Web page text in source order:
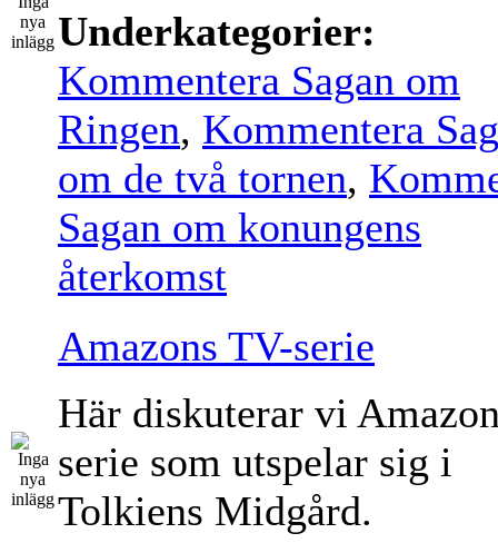
Underkategorier:
Kommentera Sagan om
Ringen, Kommentera
om de två tornen,
Sagan om konungens
återkomst
Amazons TV-serie
Här diskuterar vi
serie som utspelar sig i
Tolkiens Midgård.